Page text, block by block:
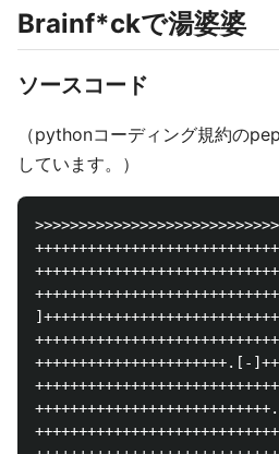
Brainf*ckで湯婆婆
ソースコード
（pythonコーディング規約の
しています。）
>>>>>>>>>>>>>>>>>>>>>>>>>>>>,<<<<<<<<<<<<<<<<<<<<<<<<<<<++++++++++++++++
++++++++++++++++++++++++++++++++++++++++++++++++++++++++++++++++++++++++
++++++++++++++++++++++++++++++++++++++++++++++++++++++++++++++++++++++++
+++++++++++++++++++++++++++++++++++++++++++++++++++++++++++++++++++++.[-
]+++++++++++++++++++++++++++++++++++++++++++++++++++++++++++++++++++++++
++++++++++++++++++++++++++++++++++++++++++++++++++++++++++++++++++++++++
++++++++++++++++++++++.[-]++++++++++++++++++++++++++++++++++++++++++++++
++++++++++++++++++++++++++++++++++++++++++++++++++++++++++++++++++++++++
+++++++++++++++++++++++++++.[-]+++++++++++++++++++++++++++++++++++++++++
++++++++++++++++++++++++++++++++++++++++++++++++++++++++++++++++++++++++
++++++++++++++++++++++++++++++++++++++++++++++++++++++++++++++++++++++++
++++++++++++++++++++++++++++++++++++++++++++++.[-]++++++++++++++++++++++
++++++++++++++++++++++++++++++++++++++++++++++++++++++++++++++++++++++++
++++++++++++++++++++++++++++++++++++++++++++++++++++++++++++++++++++++++
++++++++++++++.[-]++++++++++++++++++++++++++++++++++++++++++++++++++++++
++++++++++++++++++++++++++++++++++++++++++++++++++++++++++++++++++++++++
++++++.[-]++++++++++++++++++++++++++++++++++++++++++++++++++++++++++++++
++++++++++++++++++++++++++++++++++++++++++++++++++++++++++++++++++++++++
++++++++++++++++++++++++++++++++++++++++++++++++++++++++++++++++++++++++
++++++++++++++++++++++++.[-]++++++++++++++++++++++++++++++++++++++++++++
++++++++++++++++++++++++++++++++++++++++++++++++++++++++++++++++++++++++
+++++++++++++++++++++++++++++++++++++++.[-]+++++++++++++++++++++++++++++
++++++++++++++++++++++++++++++++++++++++++++++++++++++++++++++++++++++++
++++++++++++++++++++++++++++++++++++++++++++++++++++++++++++++++++++++++
+++++++++++.[-]+++++++++++++++++++++++++++++++++++++++++++++++++++++++++
++++++++++++++++++++++++++++++++++++++++++++++++++++++++++++++++++++++++
++++++++++++++++++++++++++++++++++++++++++++++++++++++++++++++++++++++++
++++++++++++++++++++++++++.[-]++++++++++++++++++++++++++++++++++++++++++
++++++++++++++++++++++++++++++++++++++++++++++++++++++++++++++++++++++++
+++++++++++++++.[-]+++++++++++++++++++++++++++++++++++++++++++++++++++++
++++++++++++++++++++++++++++++++++++++++++++++++++++++++++++++++++++++++
+++++++++++++++++++++++++++++++++++.[-]+++++++++++++++++++++++++++++++++
++++++++++++++++++++++++++++++++++++++++++++++++++++++++++++++++++++++++
++++++++++++++++++++++++++++++++++++++++++++++++++++++++++++++++++++++++
++++++++++++++++++++++++++++++++++++++++++++++++++.[-]++++++++++++++++++
++++++++++++++++++++++++++++++++++++++++++++++++++++++++++++++++++++++++
++++++++++++++++++++++++++++++++++++++++.[-]++++++++++++++++++++++++++++
++++++++++++++++++++++++++++++++++++++++++++++++++++++++++++++++++++++++
++++++++++++++++++++++++++++++++++++.[-]++++++++++++++++++++++++++++++++
++++++++++++++++++++++++++++++++++++++++++++++++++++++++++++++++++++++++
++++++++++++++++++++++++++++++++++++++++++++++++++++++++++++++++++++++++
+++++++++++++++++++++++++++++++++++++++++++++++++++.[-]+++++++++++++++++
++++++++++++++++++++++++++++++++++++++++++++++++++++++++++++++++++++++++
+++++++++++++++++++++++++++++++++++++++.[-]+++++++++++++++++++++++++++++
++++++++++++++++++++++++++++++++++++++++++++++++++++++++++++++++++++++++
+++++++++++++++++++++++++++++.[-]+++++++++++++++++++++++++++++++++++++++
++++++++++++++++++++++++++++++++++++++++++++++++++++++++++++++++++++++++
++++++++++++++++++++++++++++++++++++++++++++++++++++++++++++++++++++++++
++++++++++++++++++++++++++++++++++++++++++++.[-]++++++++++++++++++++++++
++++++++++++++++++++++++++++++++++++++++++++++++++++++++++++++++++++++++
+++++++++++++++++++++++++++++++++.[-